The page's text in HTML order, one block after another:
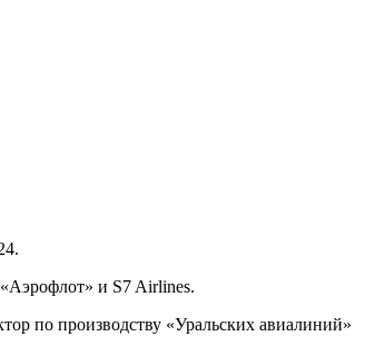
и S7 Airlines.
по производству «Уральских авиалиний»